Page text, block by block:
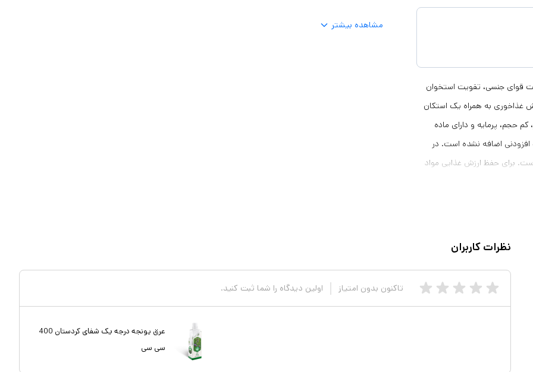
کننده، تقویت قوای جنسی، تقویت استخوان
غذاخوری به همراه یک استکان
حجم، پرمایه و دارای ماده
اضافه نشده است. در
برای حفظ ارزش غذایی مواد
مشاهده بیشتر
نظرات کاربران
تاکنون بدون امتیاز اولین دیدگاه را شما ثبت کنید.
عرق یونجه درجه یک شفای کردستان 400
سی سی